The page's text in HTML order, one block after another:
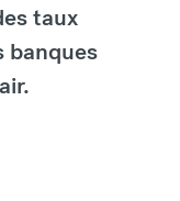
taux
banques